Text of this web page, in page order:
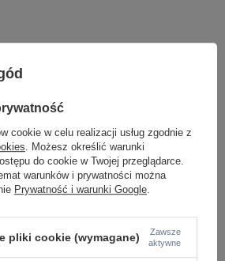
VINCENT 40 GO
Kinkiet ANCONA S
cookie w celu realizacji usług zgodnie z
. Możesz określić warunki
do cookie w Twojej przeglądarce.
warunków i prywatności można
Prywatność i warunki Google.
pliki cookie (wymagane)
Zawsze
aktywne